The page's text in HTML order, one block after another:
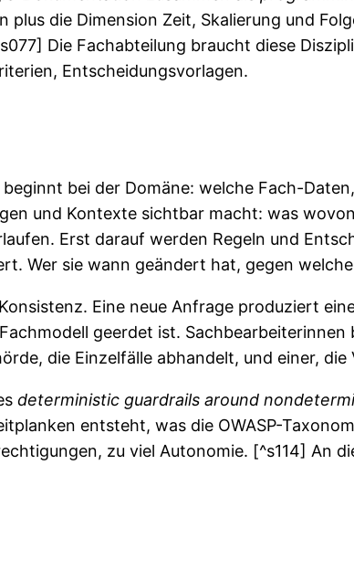
die Dimension Zeit, Skalierung und
Die Fachabteilung braucht diese
Entscheidungsvorlagen.
bei der Domäne: welche Fach-
und Kontexte sichtbar macht: was
Erst darauf werden Regeln und
Wer sie wann geändert hat, gegen
Eine neue Anfrage produziert
geerdet ist.
die Einzelfälle abhandelt, und einer,
deterministic guardrails around
entsteht, was die OWASP-
zu viel Autonomie. [^s114] An